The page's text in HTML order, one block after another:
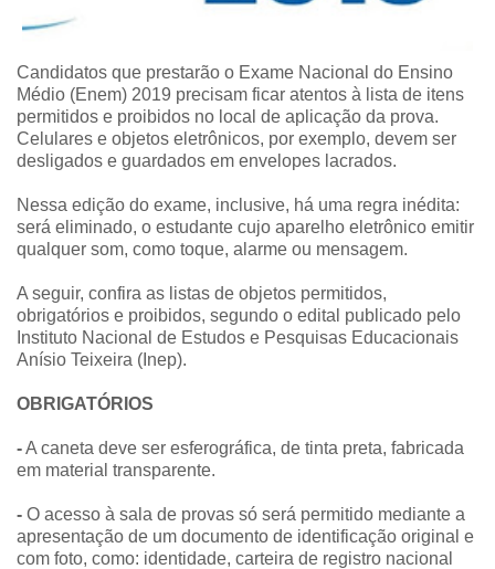
Candidatos que prestarão o Exame Nacional do Ensino
Médio (Enem) 2019 precisam ficar atentos à lista de itens
permitidos e proibidos no local de aplicação da prova.
Celulares e objetos eletrônicos, por exemplo, devem ser
desligados e guardados em envelopes lacrados.
Nessa edição do exame, inclusive, há uma regra inédita:
será eliminado, o estudante cujo aparelho eletrônico emitir
qualquer som, como toque, alarme ou mensagem.
A seguir, confira as listas de objetos permitidos,
obrigatórios e proibidos, segundo o edital publicado pelo
Instituto Nacional de Estudos e Pesquisas Educacionais
Anísio Teixeira (Inep).
OBRIGATÓRIOS
-A caneta deve ser esferográfica, de tinta preta, fabricada
em material transparente.
- O acesso à sala de provas só será permitido mediante a
apresentação de um documento de identificação original e
com foto, como: identidade, carteira de registro nacional